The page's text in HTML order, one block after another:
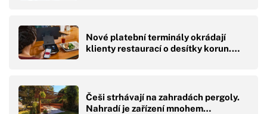
Nové platební terminály okrádají
klienty restaurací o desítky korun.…
Češi strhávají na zahradách pergoly.
Nahradí je zařízení mnohem…